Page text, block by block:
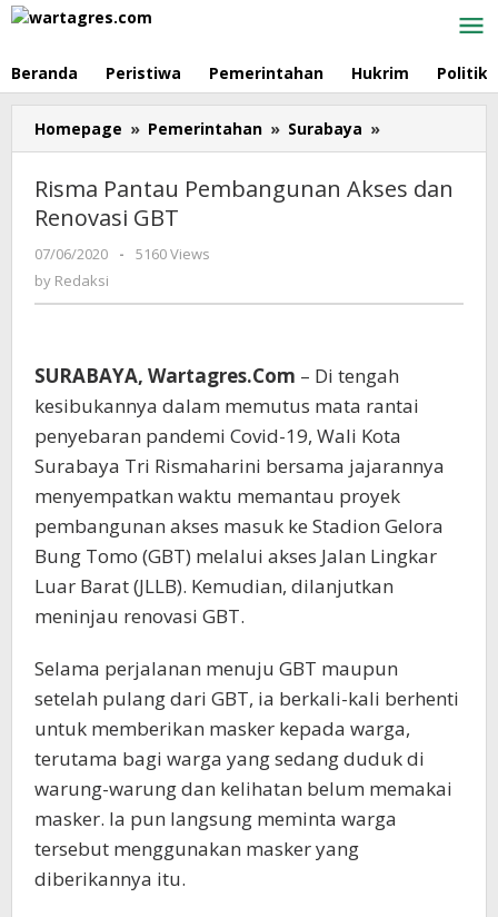
Skip
Beranda Peristiwa Pemerintahan Hukrim Politik
Homepage » Pemerintahan » Surabaya »
Pantau
Akses
Risma Pantau Pembangunan Akses dan
Renovasi GBT
07/06/2020
by
-
5160 Views
by Redaksi
SURABAYA, Wartagres.Com – Di tengah
kesibukannya dalam memutus mata rantai
penyebaran pandemi Covid-19, Wali Kota
Surabaya Tri Rismaharini bersama jajarannya
menyempatkan waktu memantau proyek
pembangunan akses masuk ke Stadion Gelora
Bung Tomo (GBT) melalui akses Jalan Lingkar
Luar Barat (JLLB). Kemudian, dilanjutkan
meninjau renovasi GBT.
Selama perjalanan menuju GBT maupun
setelah pulang dari GBT, ia berkali-kali berhenti
untuk memberikan masker kepada warga,
terutama bagi warga yang sedang duduk di
warung-warung dan kelihatan belum memakai
masker. Ia pun langsung meminta warga
tersebut menggunakan masker yang
diberikannya itu.